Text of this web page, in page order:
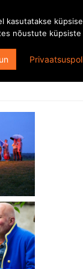
kasutatakse
nõustute küpsiste